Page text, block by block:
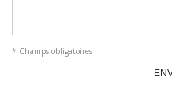
* Champs obligatoires